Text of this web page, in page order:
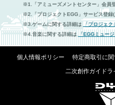
「アミューズメントセンター」会員
「プロジェクトEGG」サービス登録
ゲームに関する詳細は
「プロジェ
音楽に関する詳細は「EGGミュー
個人情報ポリシー 特定商取引に
二次創作ガイドラ